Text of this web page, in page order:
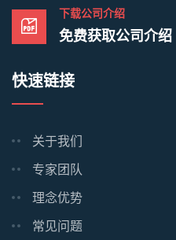
下载公司介绍
免费获取公司介绍
快速链接
关于我们
专家团队
理念优势
常见问题